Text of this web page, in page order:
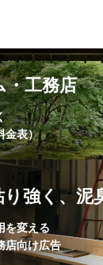
・工務店
金表）
り強く、泥
を変える
店向け広告